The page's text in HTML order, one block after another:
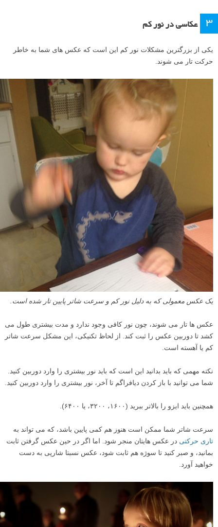
ثبت این پل با استفاده از افکت ستاره ای جالب خواهد بود. اما از زاویه آن
ناامید شدم. هنگامی که رودخانه یخ بزند، من قصد دارم برگردم و از یک زاویه
متفاوت از پل عکس بگیرم. من این عکس را یک «عکس طرح اولیه» در نظر
می گیرم. من آن را امتحان کردم، و می دانم ارزشش را دارد که بعدا عکس
دیگری را نیز امتحان کنم.
بیشتر بیاموزید:آموزش عکاسی گام به گام افکت ستاره ای زیبای نور
افکت ستاره ای یکی از خلاقانه ترین چیزهایی است که مُد اولویت دیافراگم
برای آن عالی است. اکنون بیایید یکی از بزرگترین مشکلاتی که مُد اولویت
دیافراگم به حل آن کمک می کند را ببینیم.
عکاسی در نور کم
یکی از بزرگترین مشکلات نور کم این است که عکس های شما به خاطر
حرکت تار می شوند.
یک عکس معمولی که به دلیل نور کم و سرعت شاتر پایین تار شده است.